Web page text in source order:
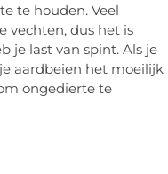
te houden. Veel
vechten, dus het is
je last van spint. Als je
aardbeien het moeilijk
ongedierte te